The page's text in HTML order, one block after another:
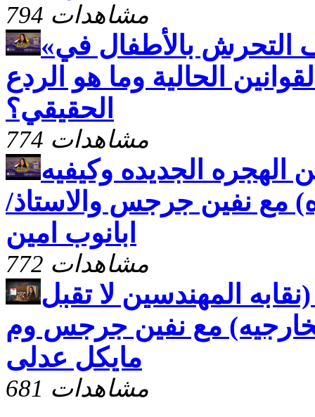
794 مشاهدات
«أم الدنيا» يفتح ملف التحرش بالأطفال في
الحالية وما هو الردع
الحقيقي؟
774 مشاهدات
الهجره الجديده وكيفيه
مع نفين جرجس والاستاذ/
ابانوب امين
772 مشاهدات
(نقابه المهندسين لا تقبل
مع نفين جرجس وم
مايكل عدلى
681 مشاهدات